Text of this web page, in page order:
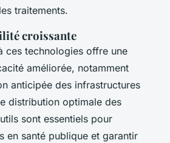
traitements.
croissante
ces technologies offre une
améliorée, notamment
anticipée des infrastructures
distribution optimale des
sont essentiels pour
en santé publique et garantir